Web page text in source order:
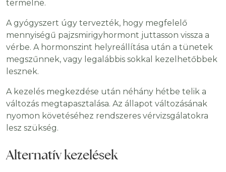
termelne.
A gyógyszert úgy tervezték, hogy megfelelő
mennyiségű pajzsmirigyhormont juttasson vissza a
vérbe. A hormonszint helyreállítása után a tünetek
megszűnnek, vagy legalábbis sokkal kezelhetőbbek
lesznek.
A kezelés megkezdése után néhány hétbe telik a
változás megtapasztalása. Az állapot változásának
nyomon követéséhez rendszeres vérvizsgálatokra
lesz szükség.
Alternatív kezelések